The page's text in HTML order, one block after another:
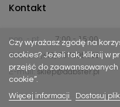
Czy wyrażasz zgodę na
cookies? Jeżeli tak, kliknij w
przejść do zaawansowanych
cookie”.
Więcej informacji
Dostosuj
Kontakt
pon. - pt.
7:00 - 15:00
Telefon:(+48) 737 305 306
E-mail: sklep@dabster.pl